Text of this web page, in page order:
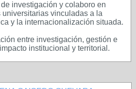
investigación y colaboro en
universitarias vinculadas a la
y la internacionalización situada.
entre investigación, gestión e
institucional y territorial.